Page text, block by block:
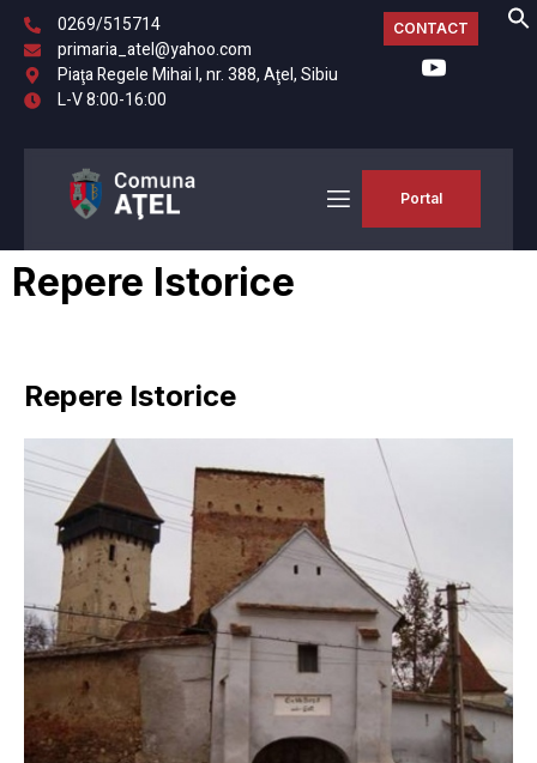
0269/515714
primaria_atel@yahoo.com
Piaţa Regele Mihai I, nr. 388, Aţel, Sibiu
L-V 8:00-16:00
CONTACT
Portal
Repere Istorice
Repere Istorice